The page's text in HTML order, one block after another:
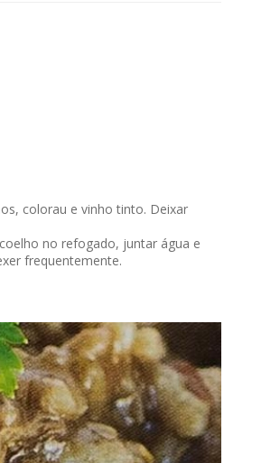
colorau e vinho tinto. Deixar
no refogado, juntar água e
frequentemente.